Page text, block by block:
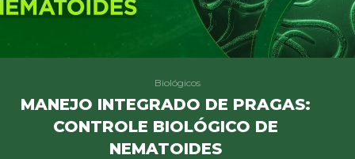
Biológicos
MANEJO INTEGRADO DE PRAGAS:
CONTROLE BIOLÓGICO DE
NEMATOIDES